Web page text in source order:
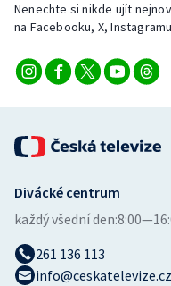
Nenechte si nikde ujít
na Facebooku, X,
Divácké centrum
každý všední den:
261 136 113
info@ceskatelevize.cz